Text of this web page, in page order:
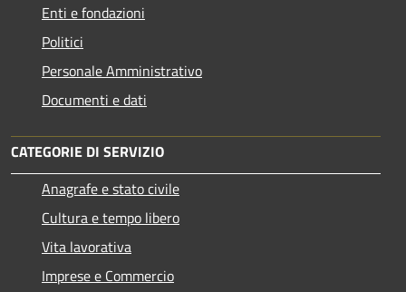
Enti e fondazioni
Politici
Personale Amministrativo
Documenti e dati
CATEGORIE DI SERVIZIO
Anagrafe e stato civile
Cultura e tempo libero
Vita lavorativa
Imprese e Commercio